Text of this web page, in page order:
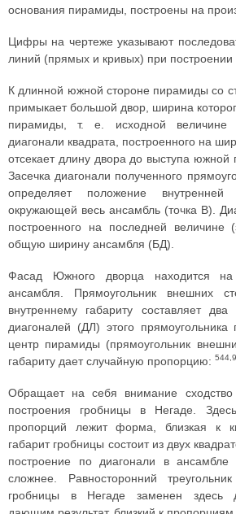
основания пирамиды, построены на
Цифры на чертеже указывают
линий (прямых и кривых) при построении
К длинной южной стороне пирамиды со
примыкает большой двор, ширина
пирамиды, т. е. исходной величине
диагонали квадрата, построенного на
отсекает длину двора до выступа южной
Засечка диагонали полученного
определяет положение внутренней
окружающей весь ансамбль (точка В).
построенного на последней величине
общую ширину ансамбля (БД).
Фасад Южного дворца находится
ансамбля. Прямоугольник внешних
внутреннему габариту составляет
диагоналей (ДЛ) этого прямоугольника
центр пирамиды (прямоугольник
габариту дает случайную пропорцию:
Обращает на себя внимание
построения гробницы в Негаде.
пропорций лежит форма, близкая к
габарит гробницы состоит из двух
построение по диагонали в ансамбле
сложнее. Равносторонний
гробницы в Негаде заменен здесь